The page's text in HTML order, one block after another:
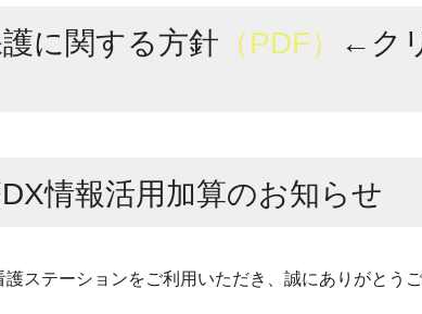
に関する方針 （PDF）
←ク
情報活用加算のお知らせ
ステーションをご利用いただき、誠にありがとうご